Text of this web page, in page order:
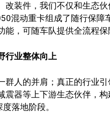
改装件，我们不仅和生态
混动重卡组成了随行保障
能，可随车队提供全流程
行业整体向上
群人的并肩；真正的行业
震器等上下游生态伙伴，
落地阶段。